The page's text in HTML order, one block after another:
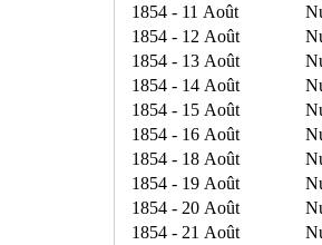
1854 - 11 Août
1854 - 12 Août
1854 - 13 Août
1854 - 14 Août
1854 - 15 Août
1854 - 16 Août
1854 - 18 Août
1854 - 19 Août
1854 - 20 Août
1854 - 21 Août